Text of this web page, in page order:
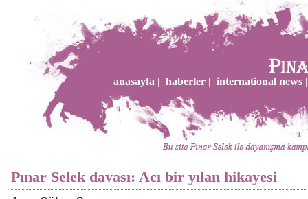
anasayfa | haberler | international news |
Pınar Selek davası: Acı bir yılan hikayesi